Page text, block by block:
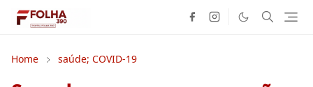
Home saúde; COVID-19